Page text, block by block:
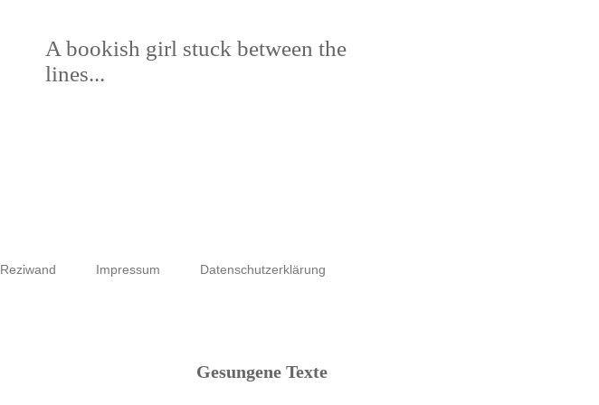
A bookish girl stuck between the
lines...
Reziwand Impressum Datenschutzerklärung
Gesungene Texte